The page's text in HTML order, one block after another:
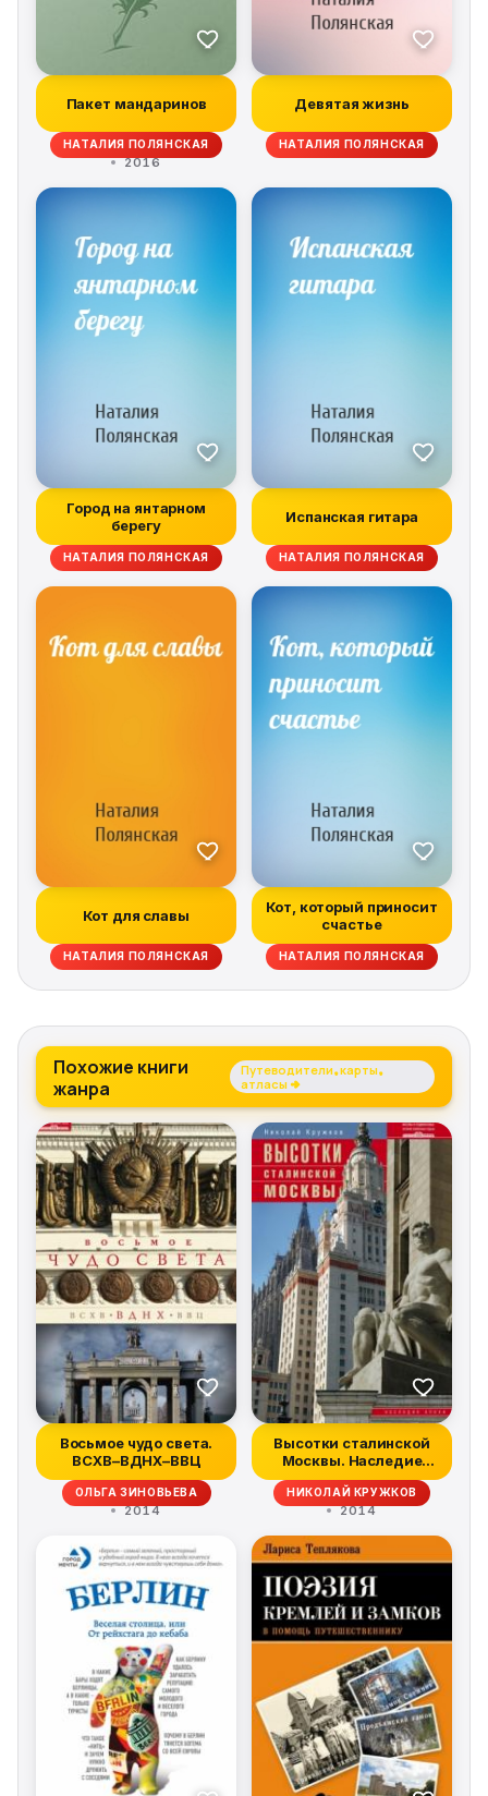
Пакет мандаринов
НАТАЛИЯ ПОЛЯНСКАЯ
2016
Девятая жизнь
НАТАЛИЯ ПОЛЯНСКАЯ
Город на янтарном
берегу
НАТАЛИЯ ПОЛЯНСКАЯ
Испанская гитара
НАТАЛИЯ ПОЛЯНСКАЯ
Кот для славы
НАТАЛИЯ ПОЛЯНСКАЯ
Кот, который приносит
счастье
НАТАЛИЯ ПОЛЯНСКАЯ
Похожие книги
жанра
Путеводители, карты,
атласы →
Восьмое чудо света.
ВСХВ–ВДНХ–ВВЦ
ОЛЬГА ЗИНОВЬЕВА
2014
Высотки сталинской
Москвы. Наследие
эпохи
НИКОЛАЙ КРУЖКОВ
2014